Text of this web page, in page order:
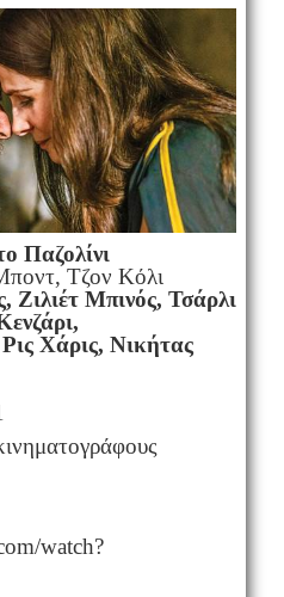
Παζολίνι
Τζον Κόλι
Ζιλιέτ Μπινός, Τσάρλι
Χάρις, Νικήτας
watch?